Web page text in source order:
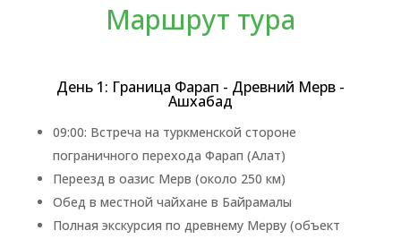
Маршрут тура
День 1: Граница Фарап - Древний Мерв -
Ашхабад
09:00: Встреча на туркменской стороне
пограничного перехода Фарап (Алат)
Переезд в оазис Мерв (около 250 км)
Обед в местной чайхане в Байрамалы
Полная экскурсия по древнему Мерву (объект